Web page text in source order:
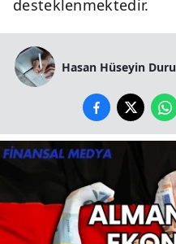
desteklenmektedir.
Hasan Hüseyin Duru